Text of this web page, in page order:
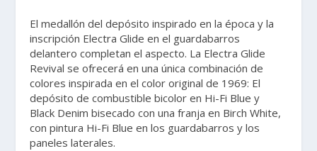
El medallón del depósito inspirado en la época y la
inscripción Electra Glide en el guardabarros
delantero completan el aspecto. La Electra Glide
Revival se ofrecerá en una única combinación de
colores inspirada en el color original de 1969: El
depósito de combustible bicolor en Hi-Fi Blue y
Black Denim bisecado con una franja en Birch White,
con pintura Hi-Fi Blue en los guardabarros y los
paneles laterales.